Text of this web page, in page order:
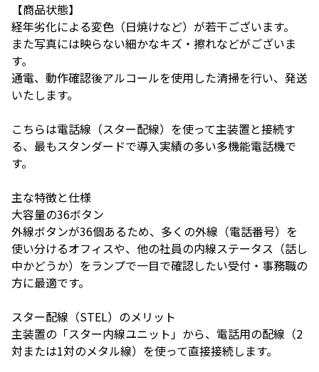
【商品状態】
経年劣化による変色（日焼けなど）が若干ございます。
また写真には映らない細かなキズ・擦れなどがございま
す。
通電、動作確認後アルコールを使用した清掃を行い、発送
いたします。
こちらは電話線（スター配線）を使って主装置と接続す
る、最もスタンダードで導入実績の多い多機能電話機で
す。
主な特徴と仕様
大容量の36ボタン
外線ボタンが36個あるため、多くの外線（電話番号）を
使い分けるオフィスや、他の社員の内線ステータス（話し
中かどうか）をランプで一目で確認したい受付・事務職の
方に最適です。
スター配線（STEL）のメリット
主装置の「スター内線ユニット」から、電話用の配線（2
対または1対のメタル線）を使って直接接続します。